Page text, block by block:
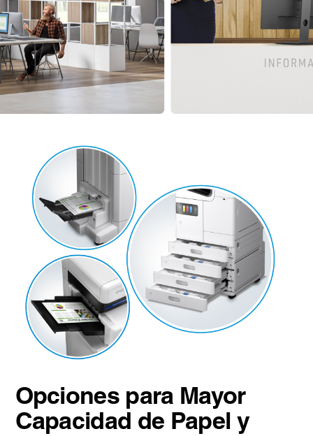
Opciones para Mayor
Capacidad de Papel y